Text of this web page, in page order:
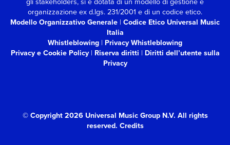
organizzazione ex d.lgs. 231/2001 e di un codice etico.
Modello Organizzativo Generale | Codice Etico Universal Music
Italia
Whistleblowing | Privacy Whistleblowing
Privacy e Cookie Policy| Riserva diritti | Diritti dell’utente sulla
Privacy
© Copyright 2026 Universal Music Group N.V. All rights
reserved. Credits